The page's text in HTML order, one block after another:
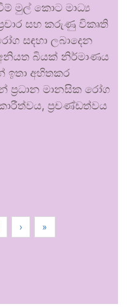
මුල් කොට මාධ්‍ය
සහ කරුණු විකෘති
සඳහා ලබාදෙන
බියක් නිර්මාණය
ඉතා අහිතකර
මානසික රෝග
ප්‍රචණ්ඩත්වය
› »